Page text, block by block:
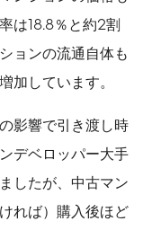
は18.8％と約2割
ョンの流通自体も
加しています。
影響で引き渡し時
デベロッパー大手
したが、中古マン
れば）購入後ほど